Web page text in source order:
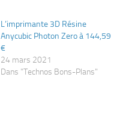
L’imprimante 3D Résine
Anycubic Photon Zero à 144,59
€
24 mars 2021
Dans "Technos Bons-Plans"